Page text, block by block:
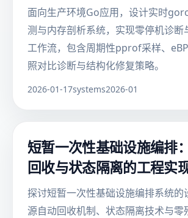
面向生产环境Go应用，设计实时
测与内存剖析系统，实现零停机诊断
工作流，包含周期性pprof采样、
照对比诊断与结构化修复策略。
2026-01-17systems2026-01
短暂一次性基础设施编排
回收与状态隔离的工程实
探讨短暂一次性基础设施编排系统的
源自动回收机制、状态隔离技术与零